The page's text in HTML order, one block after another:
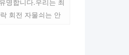
명합니다.우리는 최
회전 자물쇠는 안